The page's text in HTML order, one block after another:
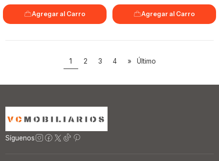
Agregar al Carro Agregar al Carro
1 2 3 4 » Último
Síguenos